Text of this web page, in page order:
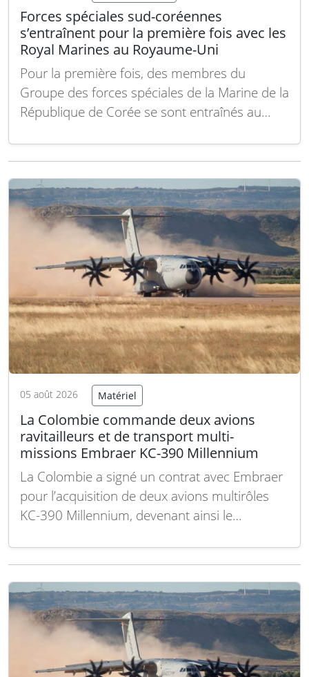
Forces spéciales sud-coréennes
s’entraînent pour la première fois avec les
Royal Marines au Royaume-Uni
Pour la première fois, des membres du
Groupe des forces spéciales de la Marine de la
République de Corée se sont entraînés au
Marines du 42 Commando. Cet exercice,
porté sur des compétences de lutte contre le…
Lire la suite
05 août 2026 Matériel
La Colombie commande deux avions
ravitailleurs et de transport multi-
missions Embraer KC-390 Millennium
La Colombie a signé un contrat avec Embraer
pour l’acquisition de deux avions multirôles
KC-390 Millennium, devenant ainsi le
se doter de cet appareil. Le montant du
confidentiels. L’accord inclut également le
matériel opérationnel, un ensemble…Lire la
suite